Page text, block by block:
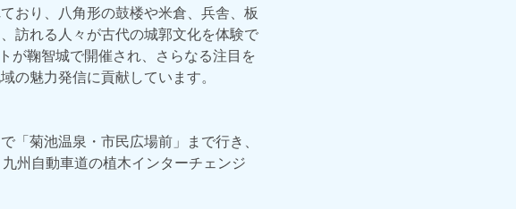
おり、八角形の鼓楼や米倉、兵舎、板
訪れる人々が古代の城郭文化を体験で
が鞠智城で開催され、さらなる注目を
の魅力発信に貢献しています。
菊池温泉・市民広場前」まで行き、
州自動車道の植木インターチェンジ